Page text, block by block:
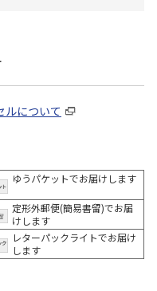
ルについて
ゆうパケットでお届けします
定形外郵便(簡易書留)でお届
けします
レターパックライトでお届け
します